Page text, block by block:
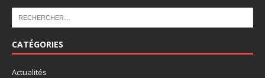
CATÉGORIES
Actualités